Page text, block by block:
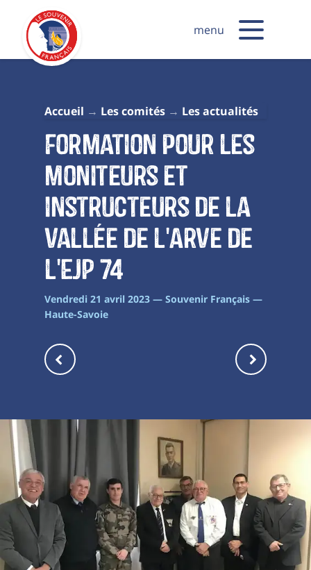
menu
Accueil Les comités Les actualités
Formation pour les
moniteurs et
instructeurs de la
vallée de l'Arve de
l'EJP 74
Vendredi 21 avril 2023 — Souvenir Français —
Haute-Savoie